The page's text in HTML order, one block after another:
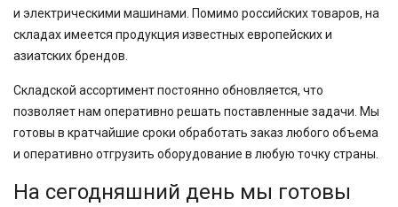
и электрическими машинами. Помимо российских товаров, на
складах имеется продукция известных европейских и
азиатских брендов.
Складской ассортимент постоянно обновляется, что
позволяет нам оперативно решать поставленные задачи. Мы
готовы в кратчайшие сроки обработать заказ любого объема
и оперативно отгрузить оборудование в любую точку страны.
На сегодняшний день мы готовы